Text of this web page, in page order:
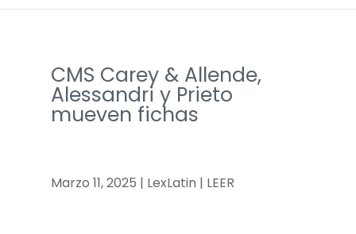
CMS Carey & Allende,
Alessandri y Prieto
mueven fichas
Marzo 11, 2025 | LexLatin | LEER